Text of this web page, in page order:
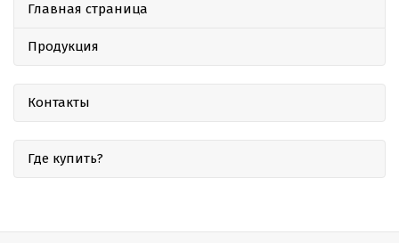
Главная страница
Продукция
Контакты
Где купить?